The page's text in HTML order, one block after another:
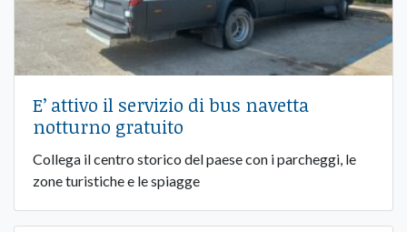
E’ attivo il servizio di bus navetta
notturno gratuito
Collega il centro storico del paese con i parcheggi, le
zone turistiche e le spiagge